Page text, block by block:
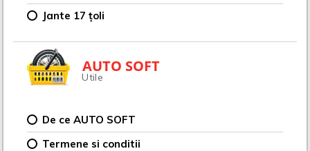
Jante 17 țoli
AUTO SOFT
Utile
De ce AUTO SOFT
Termene si conditii